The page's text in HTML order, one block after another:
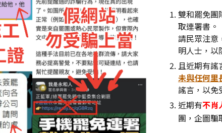
雙和罷免團
取連署書。
請民眾注意
明人士，以
且近期有謠
未與任何里
謠言，以免
近期有不
團，企圖騙